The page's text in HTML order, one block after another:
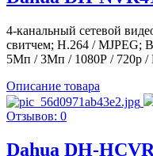
4-канальный сетевой
свитчем; H.264 / MJPEG;
5Мп / 3Мп / 1080Р / 720p /
Описание товара
Отзывов: 0
Dahua DH-